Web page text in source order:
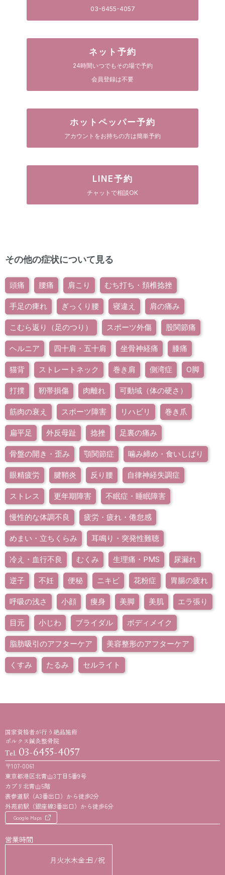
03-6455-4057
ネット予約
24時間いつでもその場で予約
会員登録は不要
ホットペッパー予約
アカウントをお持ちの方は簡単予約
LINE予約
チャットで相談OK
その他の症状について見る
頭痛 腰痛 肩こり むち打ち・頚椎捻挫
手足の痺れ ぎっくり腰 寝違え 肩の痛み
こむら返り（足のつり） スポーツ外傷 股関節痛
ヘルニア 四十肩・五十肩 坐骨神経痛 膝痛
猫背 ストレートネック 巻き肩 側湾症 O脚
打撲 靭帯損傷 肉離れ 可動域（体の硬さ）
筋肉の衰え スポーツ障害 リハビリ 巻き爪
扁平足 外反母趾 捻挫 足裏の痛み
骨盤の開き・歪み 顎関節症 噛み締め・食いしばり
眼精疲労 腱鞘炎 反り腰 自律神経失調症
ストレス 更年期障害 不眠症・睡眠障害
慢性的な体調不良 疲労・疲れ・倦怠感
めまい・立ちくらみ 耳鳴り・突発性難聴
冷え・血行不良 むくみ 生理痛・PMS 尿漏れ
逆子 不妊 便秘 ニキビ 花粉症 胃腸の疲れ
呼吸の浅さ 小顔 痩身 美脚 美肌 エラ張り
目元 小じわ ブライダル ボディメイク
脂肪吸引のアフターケア 美容整形のアフターケア
くすみ たるみ セルライト
国家資格者が行う絶品施術
ポルクス鍼灸整骨院
Tel. 03-6455-4057
〒107-0061
東京都港区北青山3丁目5番9号
カプリ北青山5階
表参道駅（A3番出口）から徒歩2分
外苑前駅（銀座線3番出口）から徒歩6分
Google Maps
営業時間
月 火水木金土
日/祝